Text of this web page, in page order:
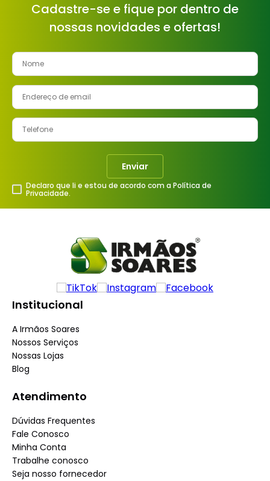
Cadastre-se e fique por dentro de
nossas novidades e ofertas!
Enviar
Declaro que li e estou de acordo com a Política de
Privacidade.
Institucional
A Irmãos Soares
Nossos Serviços
Nossas Lojas
Blog
Atendimento
Dúvidas Frequentes
Fale Conosco
Minha Conta
Trabalhe conosco
Seja nosso fornecedor